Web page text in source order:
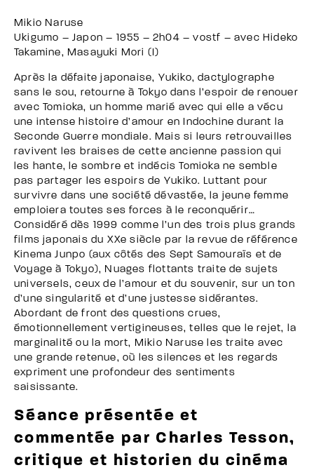
Mikio Naruse
Ukigumo – Japon – 1955 – 2h04 – vostf – avec Hideko
Takamine, Masayuki Mori (I)
Après la défaite japonaise, Yukiko, dactylographe
sans le sou, retourne à Tokyo dans l’espoir de renouer
avec Tomioka, un homme marié avec qui elle a vécu
une intense histoire d’amour en Indochine durant la
Seconde Guerre mondiale. Mais si leurs retrouvailles
ravivent les braises de cette ancienne passion qui
les hante, le sombre et indécis Tomioka ne semble
pas partager les espoirs de Yukiko. Luttant pour
survivre dans une société dévastée, la jeune femme
emploiera toutes ses forces à le reconquérir…
Considéré dès 1999 comme l’un des trois plus grands
films japonais du XXe siècle par la revue de référence
Kinema Junpo (aux côtés des Sept Samouraïs et de
Voyage à Tokyo), Nuages flottants traite de sujets
universels, ceux de l’amour et du souvenir, sur un ton
d’une singularité et d’une justesse sidérantes.
Abordant de front des questions crues,
émotionnellement vertigineuses, telles que le rejet, la
marginalité ou la mort, Mikio Naruse les traite avec
une grande retenue, où les silences et les regards
expriment une profondeur des sentiments
saisissante.
Séance présentée et
commentée par Charles Tesson,
critique et historien du cinéma